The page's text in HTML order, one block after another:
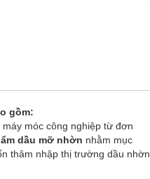
gồm:
móc công nghiệp từ đơn
dầu mỡ nhờn nhằm mục
thâm nhập thị trường dầu nhờn